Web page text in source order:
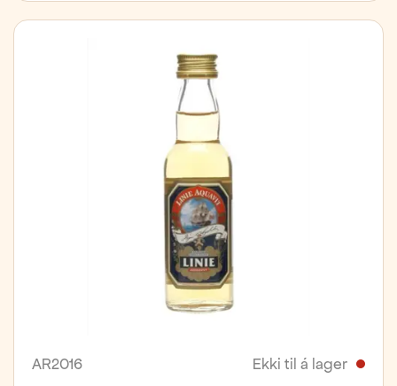
AR2016 Ekki til á lager